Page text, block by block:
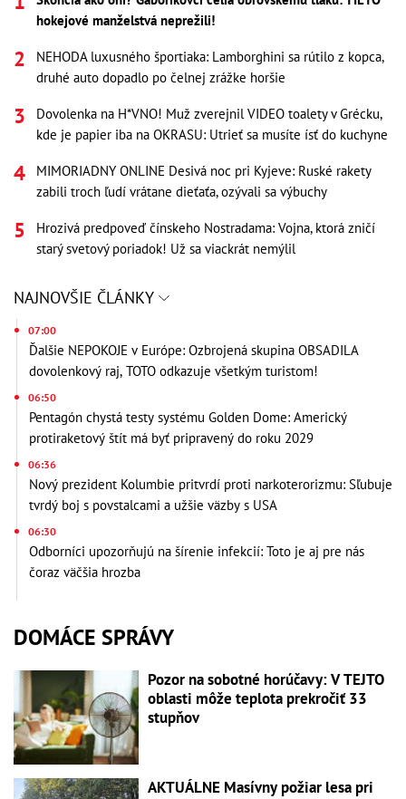
hokejové manželstvá neprežili!
NEHODA luxusného športiaka: Lamborghini sa rútilo z kopca,
druhé auto dopadlo po čelnej zrážke horšie
Dovolenka na H*VNO! Muž zverejnil VIDEO toalety v Grécku,
kde je papier iba na OKRASU: Utrieť sa musíte ísť do kuchyne
MIMORIADNY ONLINE Desivá noc pri Kyjeve: Ruské rakety
zabili troch ľudí vrátane dieťaťa, ozývali sa výbuchy
Hrozivá predpoveď čínskeho Nostradama: Vojna, ktorá zničí
starý svetový poriadok! Už sa viackrát nemýlil
NAJNOVŠIE ČLÁNKY
07:00
Ďalšie NEPOKOJE v Európe: Ozbrojená skupina OBSADILA
dovolenkový raj, TOTO odkazuje všetkým turistom!
06:50
Pentagón chystá testy systému Golden Dome: Americký
protiraketový štít má byť pripravený do roku 2029
06:36
Nový prezident Kolumbie pritvrdí proti narkoterorizmu: Sľubuje
tvrdý boj s povstalcami a užšie väzby s USA
06:30
Odborníci upozorňujú na šírenie infekcií: Toto je aj pre nás
čoraz väčšia hrozba
DOMÁCE SPRÁVY
Pozor na sobotné horúčavy: V TEJTO
oblasti môže teplota prekročiť 33
stupňov
AKTUÁLNE Masívny požiar lesa pri